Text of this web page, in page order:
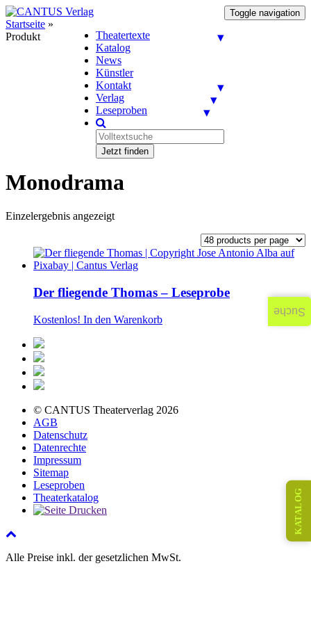
Toggle navigation
Theatertexte
Katalog
News
Künstler
Kontakt
Verlag
Leseproben
Jetzt finden
Startseite »
Produkt
Monodrama
Einzelergebnis angezeigt
Der fliegende Thomas – Leseprobe
Kostenlos! In den Warenkorb
© CANTUS Theaterverlag 2026
AGB
Datenschutz
Datenrechte
Impressum
Sitemap
Leseproben
Theaterkatalog
Alle Preise inkl. der gesetzlichen MwSt.
KATALOG
Suche